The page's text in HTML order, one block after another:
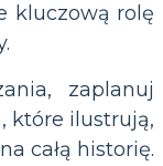
kluczową rolę
zaplanuj
które ilustrują,
całą historię.